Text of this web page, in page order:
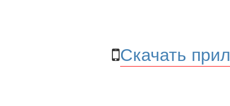
Скачать